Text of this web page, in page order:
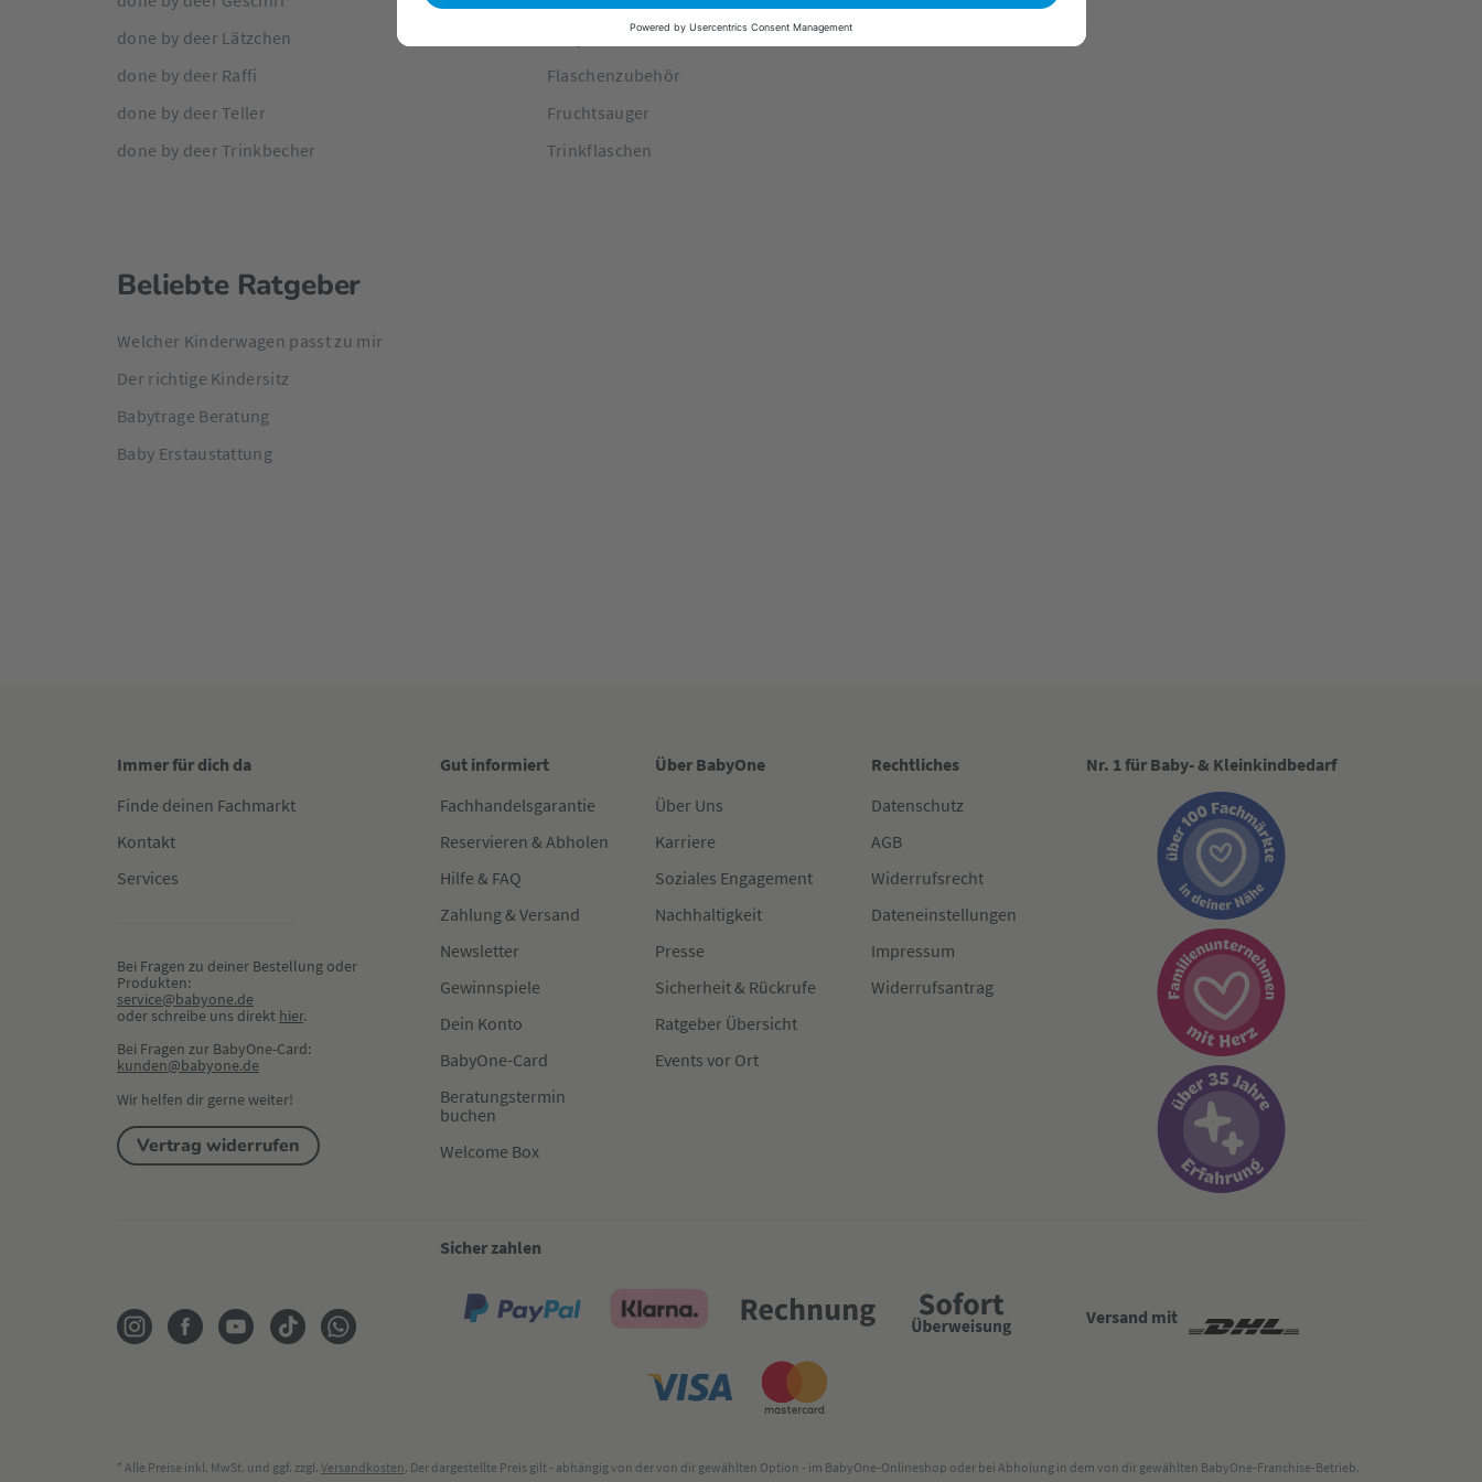
done by deer Lätzchen
done by deer Raffi
done by deer Teller
done by deer Trinkbecher
Babyfläschchen
Flaschenzubehör
Fruchtsauger
Trinkflaschen
Beliebte Ratgeber
Welcher Kinderwagen passt zu mir
Der richtige Kindersitz
Babytrage Beratung
Baby Erstaustattung
Immer für dich da
Finde deinen Fachmarkt
Kontakt
Services
Bei Fragen zu deiner Bestellung oder
Produkten:
service@babyone.de
oder schreibe uns direkt hier.
Bei Fragen zur BabyOne-Card:
kunden@babyone.de
Wir helfen dir gerne weiter!
Vertrag widerrufen
Gut informiert
Fachhandelsgarantie
Reservieren & Abholen
Hilfe & FAQ
Zahlung & Versand
Newsletter
Gewinnspiele
Dein Konto
BabyOne-Card
Beratungstermin
buchen
Welcome Box
Über BabyOne
Über Uns
Karriere
Soziales Engagement
Nachhaltigkeit
Presse
Sicherheit & Rückrufe
Ratgeber Übersicht
Events vor Ort
Rechtliches
Datenschutz
AGB
Widerrufsrecht
Dateneinstellungen
Impressum
Widerrufsantrag
Nr. 1 für Baby- & Kleinkindbedarf
Sicher zahlen
Versand mit
* Alle Preise inkl. MwSt. und ggf. zzgl. Versandkosten. Der dargestellte Preis gilt - abhängig von der von dir gewählten Option - im BabyOne-Onlineshop oder bei Abholung in dem von dir gewählten BabyOne-Franchise-Betrieb.